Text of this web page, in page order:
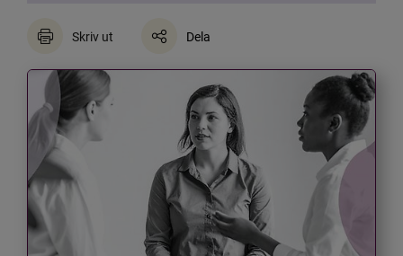
Skriv ut Dela